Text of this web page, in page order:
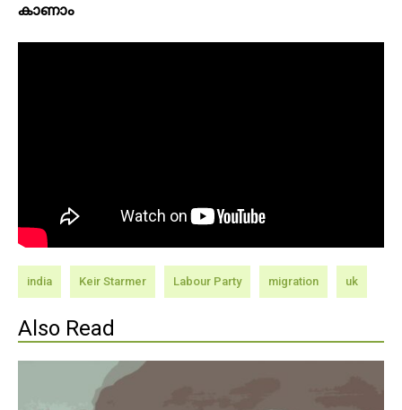
കാണാം
india Keir Starmer Labour Party migration uk
Also Read